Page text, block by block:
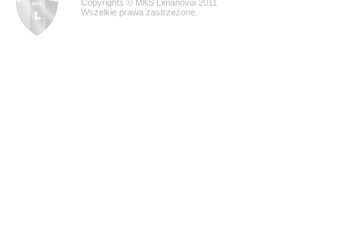
Copyrights © MKS Limanovia 2011
Wszelkie prawa zastrzeżone.